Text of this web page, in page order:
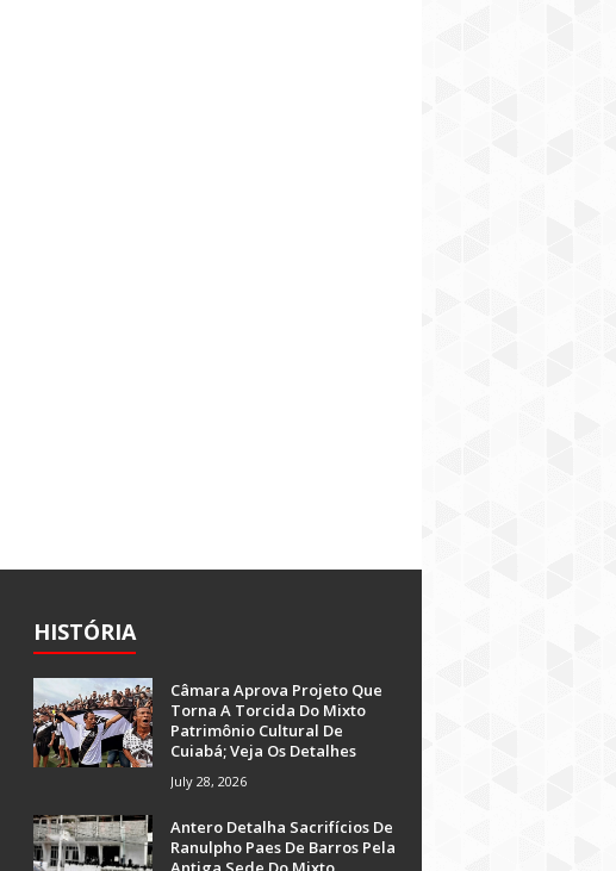
HISTÓRIA
Câmara Aprova Projeto Que
Torna A Torcida Do Mixto
Patrimônio Cultural De
Cuiabá; Veja Os Detalhes
July 28, 2026
Antero Detalha Sacrifícios De
Ranulpho Paes De Barros Pela